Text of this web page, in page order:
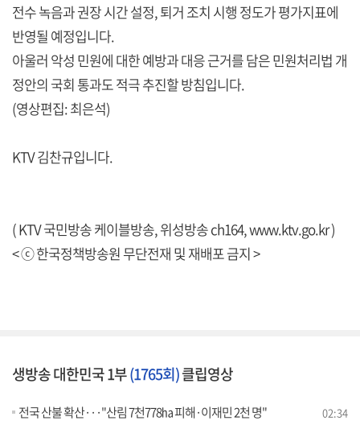
전수 녹음과 권장 시간 설정, 퇴거 조치 시행 정도가 평가지표에
반영될 예정입니다.
아울러 악성 민원에 대한 예방과 대응 근거를 담은 민원처리법 개
정안의 국회 통과도 적극 추진할 방침입니다.
(영상편집: 최은석)
KTV 김찬규입니다.
( KTV 국민방송 케이블방송, 위성방송 ch164,www.ktv.go.kr)
< ⓒ 한국정책방송원 무단전재 및 재배포 금지 >
생방송 대한민국 1부(1765회)클립영상
전국 산불 확산···"산림 7천778㏊ 피해·이재민 2천 명" 02:34